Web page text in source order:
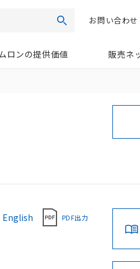
検索お問い合わせ
ロンの提供価値 販売ネ
English PDF出力